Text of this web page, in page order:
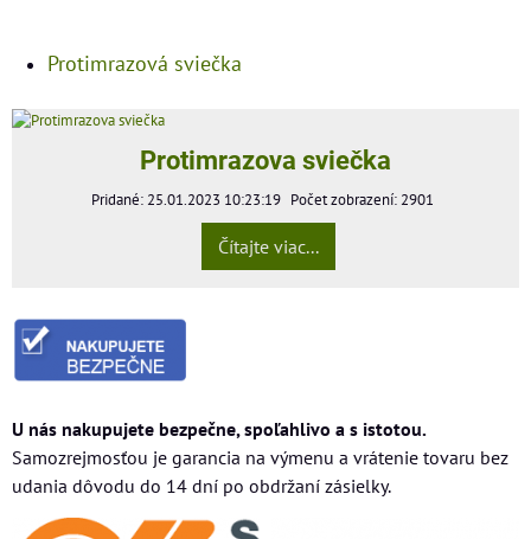
Protimrazová sviečka
Protimrazova sviečka
Pridané: 25.01.2023 10:23:19 Počet zobrazení: 2901
Čítajte viac...
U nás nakupujete bezpečne, spoľahlivo a s istotou.
Samozrejmosťou je garancia na výmenu a vrátenie tovaru bez
udania dôvodu do 14 dní po obdržaní zásielky.